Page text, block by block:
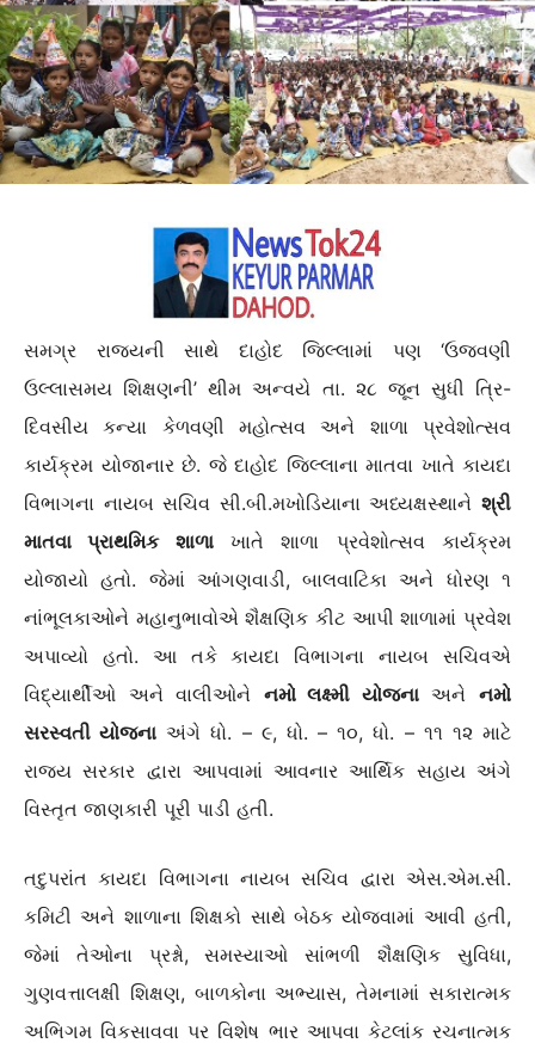
સમગ્ર રાજ્યની સાથે દાહોદ જિલ્લામાં પણ ‘ઉજવણી
ઉલ્લાસમય શિક્ષણની’ થીમ અન્વયે તા. ૨૮ જૂન સુધી ત્રિ-
દિવસીય કન્યા કેળવણી મહોત્સવ અને શાળા પ્રવેશોત્સવ
કાર્યક્રમ યોજાનાર છે. જે દાહોદ જિલ્લાના માતવા ખાતે કાયદા
વિભાગના નાયબ સચિવ સી.બી.મખોડિયાના અધ્યક્ષસ્થાને શ્રી
માતવા પ્રાથમિક શાળાખાતે શાળા પ્રવેશોત્સવ કાર્યક્રમ
યોજાયો હતો. જેમાં આંગણવાડી, બાલવાટિકા અને ધોરણ ૧
નાંભૂલકાઓને મહાનુભાવોએ શૈક્ષણિક કીટ આપી શાળામાં પ્રવેશ
અપાવ્યો હતો. આ તકે કાયદા વિભાગના નાયબ સચિવએ
વિદ્યાર્થીઓ અને વાલીઓને નમો લક્ષ્મી યોજનાઅનેનમો
સરસ્વતી યોજના અંગે ધો. – ૯, ધો. – ૧૦, ધો. – ૧૧ ૧૨ માટે
રાજ્ય સરકાર દ્વારા આપવામાં આવનાર આર્થિક સહાય અંગે
વિસ્તૃત જાણકારી પૂરી પાડી હતી.
તદુપરાંત કાયદા વિભાગના નાયબ સચિવ દ્વારા એસ.એમ.સી.
કમિટી અને શાળાના શિક્ષકો સાથે બેઠક યોજવામાં આવી હતી,
જેમાં તેઓના પ્રશ્નો, સમસ્યાઓ સાંભળી શૈક્ષણિક સુવિધા,
ગુણવત્તાલક્ષી શિક્ષણ, બાળકોના અભ્યાસ, તેમનામાં સકારાત્મક
અભિગમ વિકસાવવા પર વિશેષ ભાર આપવા કેટલાંક રચનાત્મક